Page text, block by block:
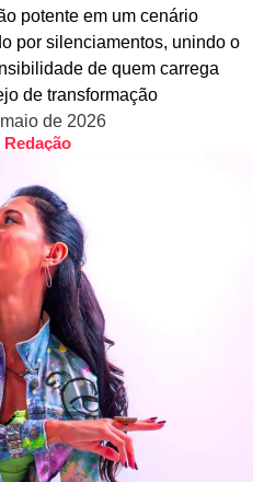
potente em um cenário
por silenciamentos, unindo o
de quem carrega
de transformação
de 2026
Redação